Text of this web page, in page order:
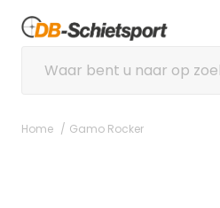
Home Gamo Rocker